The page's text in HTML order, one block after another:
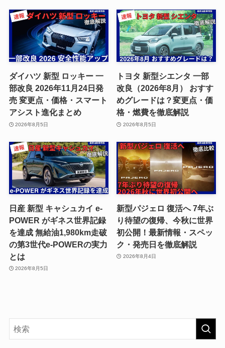
ダイハツ 新型 ロッキー 一
部改良 2026年11月24日発
売 変更点・価格・スマート
アシスト進化まとめ
2026年8月5日
トヨタ 新型シエンタ 一部
改良（2026年8月） おすす
めグレードは？変更点・価
格・燃費を徹底解説
2026年8月5日
日産 新型 キャシュカイ e-
POWER がギネス世界記録
を達成 無給油1,980km走破
の第3世代e-POWERの実力
とは
2026年8月5日
新型パジェロ 復活へ 7年ぶ
り待望の復帰、今秋に世界
初公開！最新情報・スペッ
ク・発売日を徹底解説
2026年8月4日